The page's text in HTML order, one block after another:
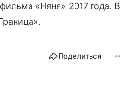
«Няня» 2017 года. В
Поделиться